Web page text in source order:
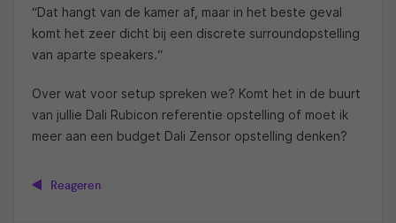
“Dat hangt van de kamer af, maar in het beste geval
komt het zeer dicht bij een discrete surroundopstelling
van aparte speakers.“
Over wat voor setup spreken we? Komt het in de buurt
van jullie Dali Rubicon referentie opstelling of moet ik
meer aan een budget Dali Zensor opstelling denken?
Reageren